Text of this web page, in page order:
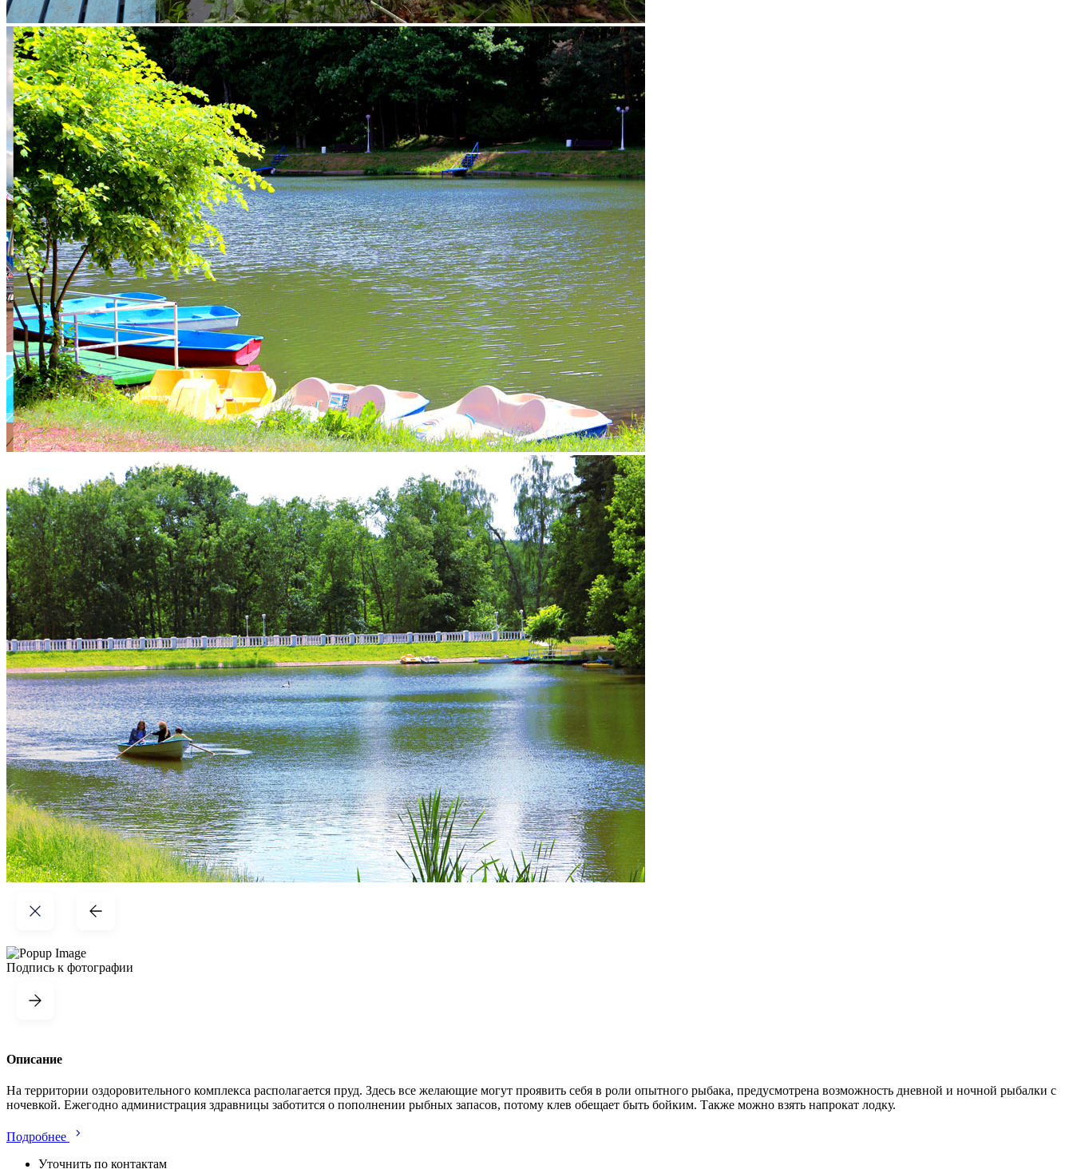
Подпись к фотографии
Описание
На территории оздоровительного комплекса располагается пруд. Здесь все желающие могут проявить себя в роли опытного рыбака, предусмотрена возможность дневной и ночной рыбалки с
ночевкой. Ежегодно администрация здравницы заботится о пополнении рыбных запасов, потому клев обещает быть бойким. Также можно взять напрокат лодку.
Подробнее
Уточнить по контактам